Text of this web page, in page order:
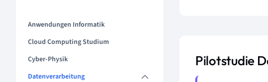
Anwendungen Informatik
Cloud Computing Studium
Cyber-Physik
Datenverarbeitung
Pilotstudie